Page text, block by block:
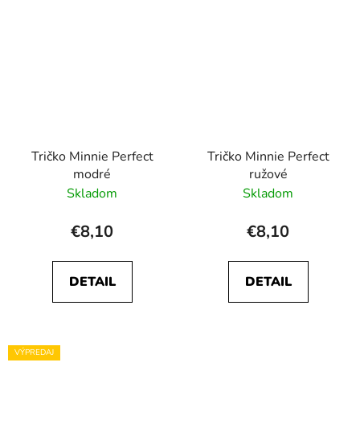
Tričko Minnie Perfect
modré
Skladom
€8,10
DETAIL
Tričko Minnie Perfect
ružové
Skladom
€8,10
DETAIL
VÝPREDAJ